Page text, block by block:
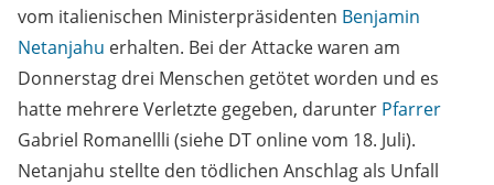
vom italienischen Ministerpräsidenten Benjamin
Netanjahu erhalten. Bei der Attacke waren am
Donnerstag drei Menschen getötet worden und es
hatte mehrere Verletzte gegeben, darunter Pfarrer
Gabriel Romanellli (siehe DT online vom 18. Juli).
Netanjahu stellte den tödlichen Anschlag als Unfall